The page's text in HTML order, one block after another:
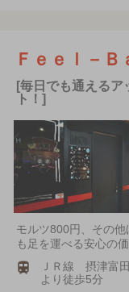
Ｆｅｅｌ－Ｂ
[毎日でも通えるア
ト！]
モルツ800円、その
も足を運べる安心の
ＪＲ線 摂津富
より徒歩5分